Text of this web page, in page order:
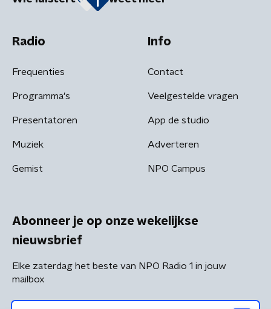
Radio
Frequenties
Programma's
Presentatoren
Muziek
Gemist
Info
Contact
Veelgestelde vragen
App de studio
Adverteren
NPO Campus
Abonneer je op onze wekelijkse
nieuwsbrief
Elke zaterdag het beste van NPO Radio 1 in jouw
mailbox